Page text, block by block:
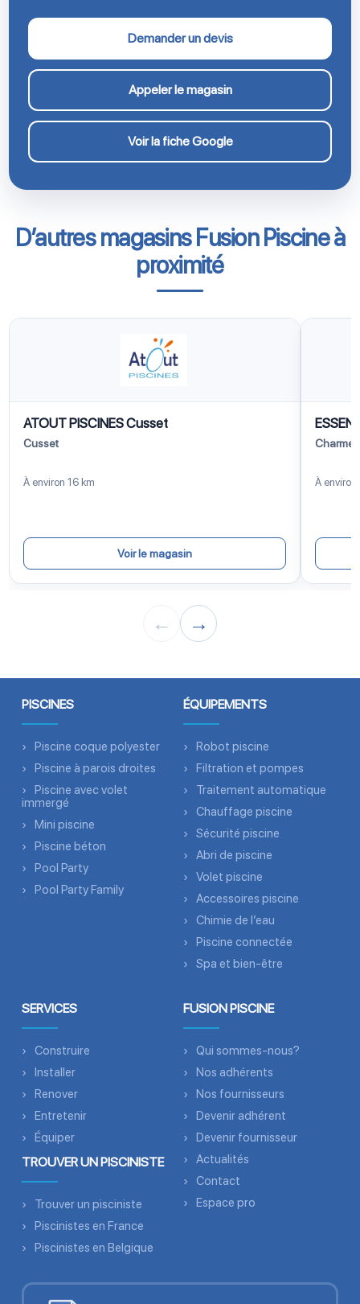
Demander un devis
Appeler le magasin
Voir la fiche Google
D’autres magasins Fusion Piscine à
proximité
ATOUT PISCINES Cusset
Cusset
À environ 16 km
Voir le magasin
Charmeil
À environ
← →
PISCINES
Piscine coque polyester
Piscine à parois droites
Piscine avec volet
immergé
Mini piscine
Piscine béton
Pool Party
Pool Party Family
ÉQUIPEMENTS
Robot piscine
Filtration et pompes
Traitement automatique
Chauffage piscine
Sécurité piscine
Abri de piscine
Volet piscine
Accessoires piscine
Chimie de l’eau
Piscine connectée
Spa et bien-être
SERVICES
Construire
Installer
Renover
Entretenir
Équiper
TROUVER UN PISCINISTE
Trouver un pisciniste
Piscinistes en France
Piscinistes en Belgique
FUSION PISCINE
Qui sommes-nous?
Nos adhérents
Nos fournisseurs
Devenir adhérent
Devenir fournisseur
Actualités
Contact
Espace pro